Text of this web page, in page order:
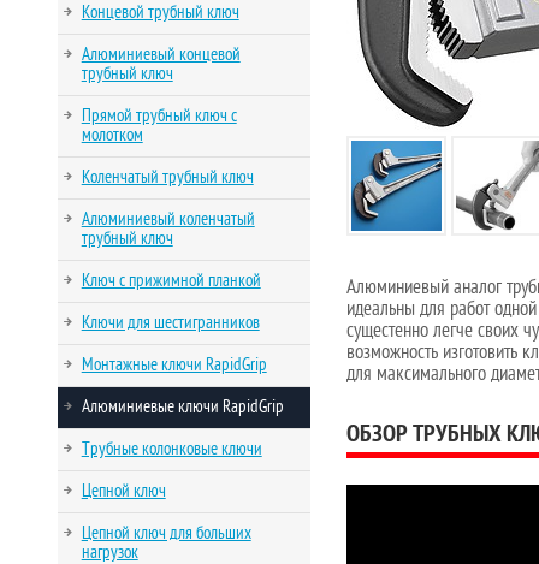
Концевой трубный ключ
Алюминиевый концевой
трубный ключ
Прямой трубный ключ с
молотком
Коленчатый трубный ключ
Алюминиевый коленчатый
трубный ключ
Ключ с прижимной планкой
Ключи для шестигранников
Монтажные ключи RapidGrip
Алюминиевые ключи RapidGrip
Трубные колонковые ключи
Цепной ключ
Цепной ключ для больших
нагрузок
Алюминиевый аналог
идеальны для работ
сущестенно легче своих
возможность изготовить
для максимального
ОБЗОР ТРУБНЫХ